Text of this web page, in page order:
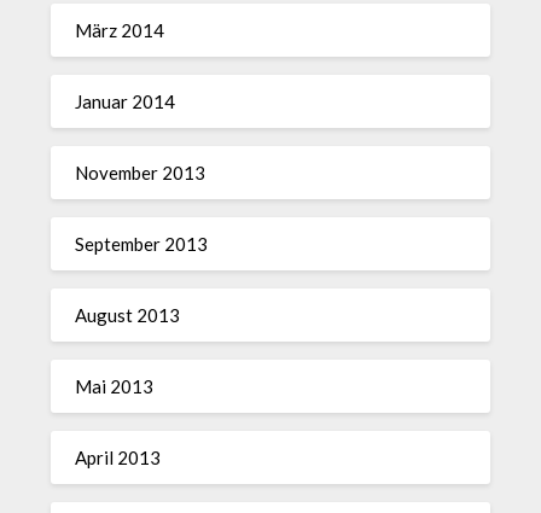
März 2014
Januar 2014
November 2013
September 2013
August 2013
Mai 2013
April 2013